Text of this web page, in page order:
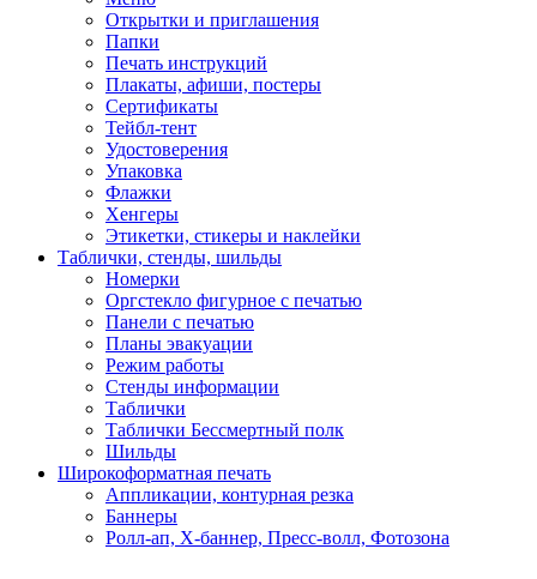
Открытки и приглашения
Папки
Печать инструкций
Плакаты, афиши, постеры
Сертификаты
Тейбл-тент
Удостоверения
Упаковка
Флажки
Хенгеры
Этикетки, стикеры и наклейки
Таблички, стенды, шильды
Номерки
Оргстекло фигурное с печатью
Панели с печатью
Планы эвакуации
Режим работы
Стенды информации
Таблички
Таблички Бессмертный полк
Шильды
Широкоформатная печать
Аппликации, контурная резка
Баннеры
Ролл-ап, X-баннер, Пресс-волл, Фотозона